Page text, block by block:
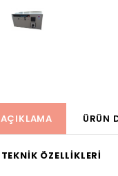
AÇIKLAMA ÜRÜN
TEKNİK ÖZELLİKLERİ